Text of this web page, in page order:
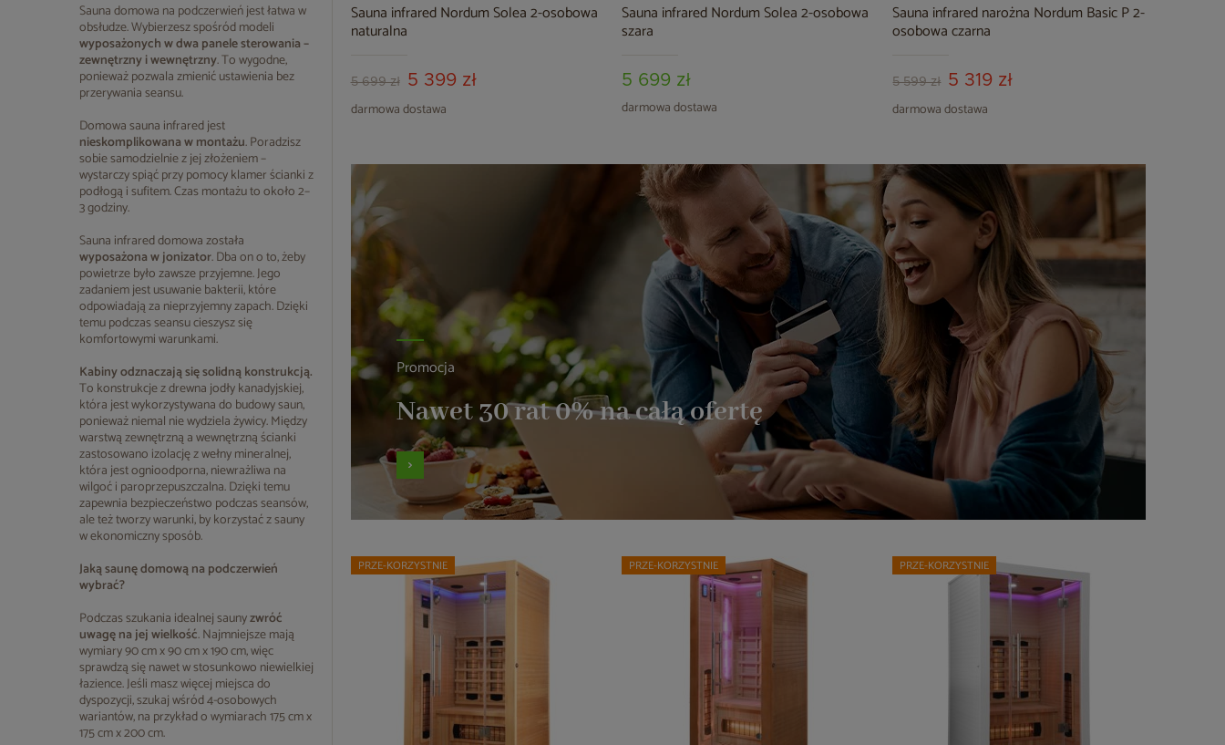
Sauna domowa na podczerwień jest łatwa w
obsłudze. Wybierzesz spośród modeli
wyposażonych w dwa panele sterowania –
zewnętrzny i wewnętrzny. To wygodne,
ponieważ pozwala zmienić ustawienia bez
przerywania seansu.
Domowa sauna infrared jest
nieskomplikowana w montażu. Poradzisz
sobie samodzielnie z jej złożeniem –
wystarczy spiąć przy pomocy klamer ścianki z
podłogą i sufitem. Czas montażu to około 2–
3 godziny.
Sauna infrared domowa została
wyposażona w jonizator. Dba on o to, żeby
powietrze było zawsze przyjemne. Jego
zadaniem jest usuwanie bakterii, które
odpowiadają za nieprzyjemny zapach. Dzięki
temu podczas seansu cieszysz się
komfortowymi warunkami.
Kabiny odznaczają się solidną konstrukcją.
To konstrukcje z drewna jodły kanadyjskiej,
która jest wykorzystywana do budowy saun,
ponieważ niemal nie wydziela żywicy. Między
warstwą zewnętrzną a wewnętrzną ścianki
zastosowano izolację z wełny mineralnej,
która jest ognioodporna, niewrażliwa na
wilgoć i paroprzepuszczalna. Dzięki temu
zapewnia bezpieczeństwo podczas seansów,
ale też tworzy warunki, by korzystać z sauny
w ekonomiczny sposób.
Jaką saunę domową na podczerwień
wybrać?
Podczas szukania idealnej saunyzwróć
uwagę na jej wielkość. Najmniejsze mają
wymiary 90 cm x 90 cm x 190 cm, więc
sprawdzą się nawet w stosunkowo niewielkiej
łazience. Jeśli masz więcej miejsca do
dyspozycji, szukaj wśród 4-osobowych
wariantów, na przykład o wymiarach 175 cm x
175 cm x 200 cm.
Sauna infrared Nordum Solea 2-osobowa
naturalna
5 699 zł 5 399 zł
darmowa dostawa
Sauna infrared Nordum Solea 2-osobowa
szara
5 699 zł
darmowa dostawa
Sauna infrared narożna Nordum Basic P 2-
osobowa czarna
5 599 zł 5 319 zł
darmowa dostawa
Promocja
Nawet 30 rat 0% na całą ofertę
PRZE-KORZYSTNIE PRZE-KORZYSTNIE PRZE-KORZYSTNIE